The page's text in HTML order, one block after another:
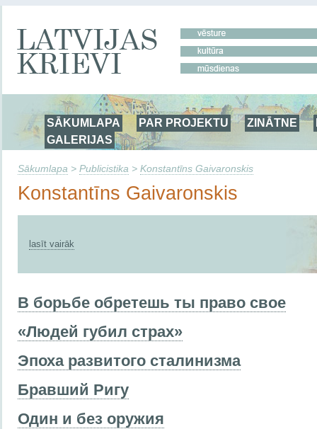
SĀKUMLAPA PAR PROJEKTU ZINĀTNE
GALERIJAS
Sākumlapa > Publicistika > Konstantīns Gaivaronskis
Konstantīns Gaivaronskis
lasīt vairāk
В борьбе обретешь ты право свое
«Людей губил страх»
Эпоха развитого сталинизма
Бравший Ригу
Один и без оружия